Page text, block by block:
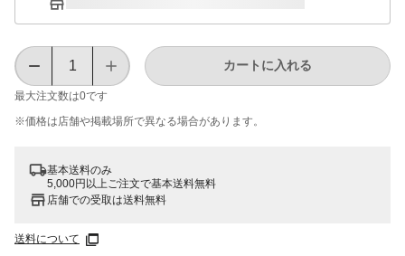
最大注文数は0です
カートに入れる
※価格は​店舗や​掲載場所で​異なる​場合が​あります。
基本送料のみ
5,000円以上ご注文で基本送料無料
店舗での受取は送料無料
送料について